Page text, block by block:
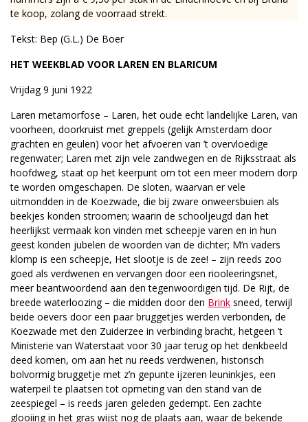
te koop, zolang de voorraad strekt.
Tekst: Bep (G.L.) De Boer
HET WEEKBLAD VOOR LAREN EN BLARICUM
Vrijdag 9 juni 1922
Laren metamorfose – Laren, het oude echt landelijke Laren, van
voorheen, doorkruist met greppels (gelijk Amsterdam door
grachten en geulen) voor het afvoeren van ’t overvloedige
regenwater; Laren met zijn vele zandwegen en de Rijksstraat als
hoofdweg, staat op het keerpunt om tot een meer modern dorp
te worden omgeschapen. De sloten, waarvan er vele
uitmondden in de Koezwade, die bij zware onweersbuien als
beekjes konden stroomen; waarin de schooljeugd dan het
heerlijkst vermaak kon vinden met scheepje varen en in hun
geest konden jubelen de woorden van de dichter; M’n vaders
klomp is een scheepje, Het slootje is de zee! – zijn reeds zoo
goed als verdwenen en vervangen door een riooleeringsnet,
meer beantwoordend aan den tegenwoordigen tijd. De Rijt, de
breede waterloozing – die midden door den Brink sneed, terwijl
beide oevers door een paar bruggetjes werden verbonden, de
Koezwade met den Zuiderzee in verbinding bracht, hetgeen ’t
Ministerie van Waterstaat voor 30 jaar terug op het denkbeeld
deed komen, om aan het nu reeds verdwenen, historisch
bolvormig bruggetje met z’n gepunte ijzeren leuninkjes, een
waterpeil te plaatsen tot opmeting van den stand van de
zeespiegel – is reeds jaren geleden gedempt. Een zachte
glooiing in het gras wijst nog de plaats aan, waar de bekende